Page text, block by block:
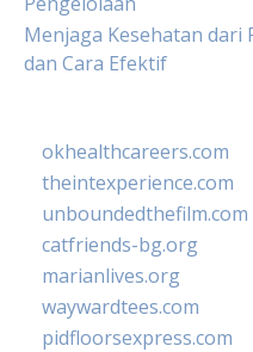
Menjaga Kesehatan dari
dan Cara Efektif
okhealthcareers.com
theintexperience.com
unboundedthefilm.com
catfriends-bg.org
marianlives.org
waywardtees.com
pidfloorsexpress.com